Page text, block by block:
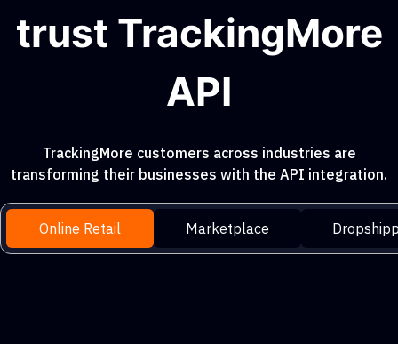
trust TrackingMore
API
TrackingMore customers across industries are
transforming their businesses with the API integration.
Online Retail Marketplace